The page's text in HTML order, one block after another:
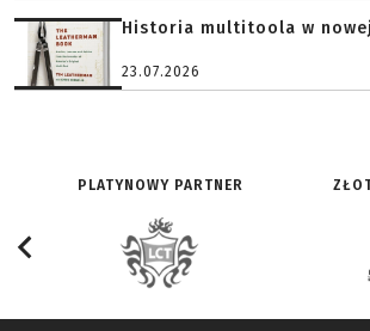
Historia multitoola w
23.07.2026
PLATYNOWY PARTNER